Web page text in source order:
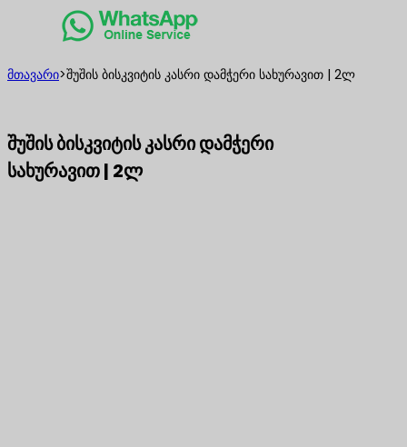
მთავარი>შუშის ბისკვიტის კასრი დამჭერი სახურავით | 2ლ
შუშის ბისკვიტის კასრი დამჭერი
სახურავით | 2ლ